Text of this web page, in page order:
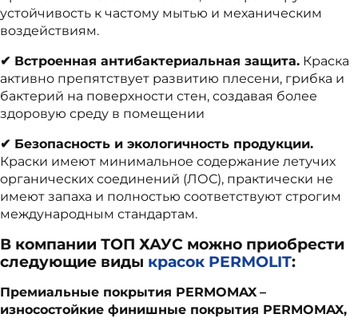
устойчивость к частому мытью и механическим
воздействиям.
✔ Встроенная антибактериальная защита. Краска
активно препятствует развитию плесени, грибка и
бактерий на поверхности стен, создавая более
здоровую среду в помещении
✔ Безопасность и экологичность продукции.
Краски имеют минимальное содержание летучих
органических соединений (ЛОС), практически не
имеют запаха и полностью соответствуют строгим
международным стандартам.
В компании ТОП ХАУС можно приобрести
следующие виды красок PERMOLIT:
Премиальные покрытия PERMOMAX –
износостойкие финишные покрытия PERMOMAX,